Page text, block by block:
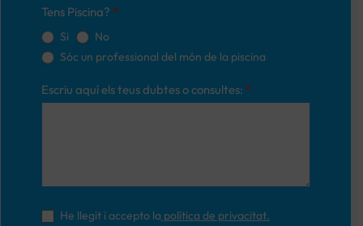
Tens Piscina? *
Si
No
Sóc un professional del món de la piscina
Escriu aquí els teus dubtes o consultes: *
He llegit i accepto la política de privacitat.